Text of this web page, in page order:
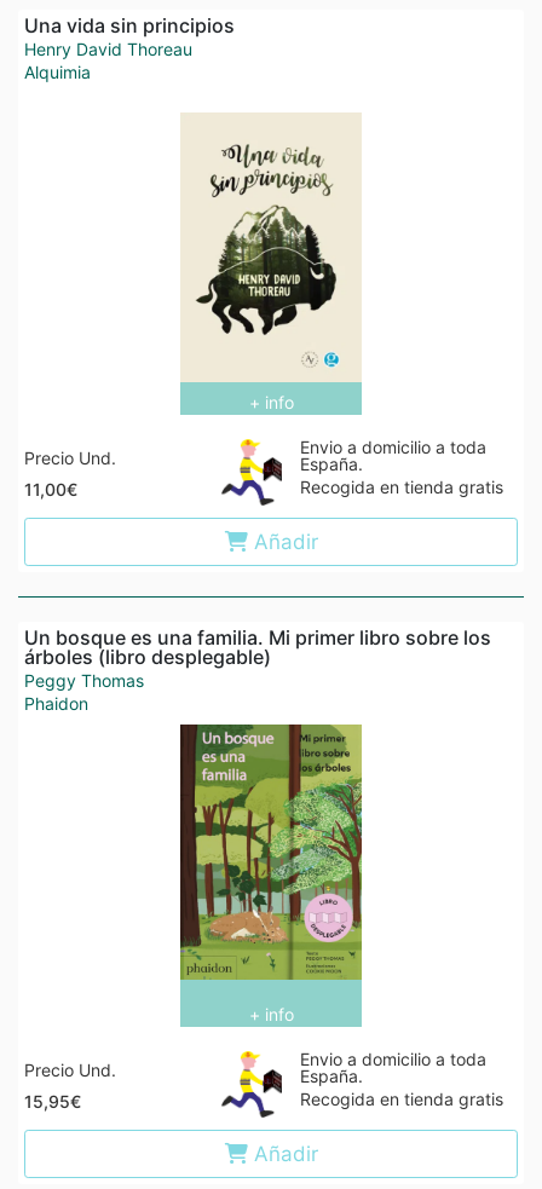
Una vida sin principios
Henry David Thoreau
Alquimia
+ info
Precio Und.
11,00€
Envio a domicilio a toda
España.
Recogida en tienda gratis
Añadir
Un bosque es una familia. Mi primer libro sobre los
árboles (libro desplegable)
Peggy Thomas
Phaidon
+ info
Precio Und.
15,95€
Envio a domicilio a toda
España.
Recogida en tienda gratis
Añadir